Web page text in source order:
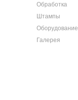
Галерея
Оборудование
Штампы
Обработка